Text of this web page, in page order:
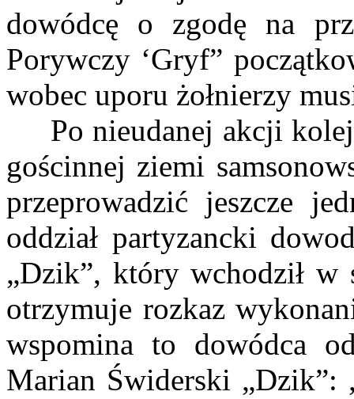
dowódcę o zgodę na
Porywczy ‘Gryf”
wobec uporu żołnierzy
Po nieudanej akcji
gościnnej ziemi
przeprowadzić jeszcze
oddział partyzancki
„Dzik”, który wchodził w
otrzymuje rozkaz
wspomina to dowódca
Marian Świderski „Dzik”: